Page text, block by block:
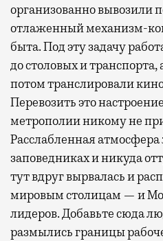
организованно вывозили
отлаженный механизм-
быта. Под эту задачу
до столовых и
потом транслировали
Перевозить это
метрополии никому не
Расслабленная атмосфера
заповедниках и никуда
тут вдруг вырвалась и
мировым столицам — и
лидеров. Добавьте сюда
размылись границы